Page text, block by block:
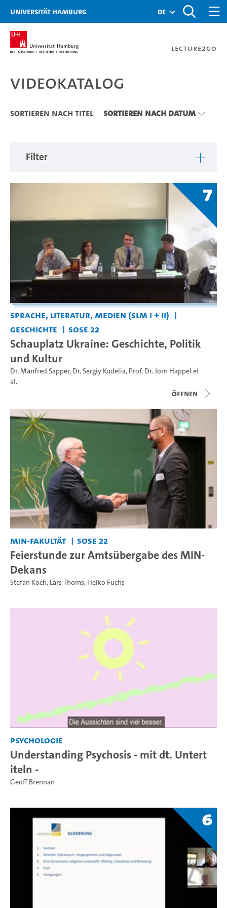
Zu den Filtern
Zur Metanavigation
Zur Hauptnavigation
Zur Suche
Zum Inhalt
Zum Seitenfuss
Universität Hamburg de
Lecture2Go
Videokatalog
Videokatalog
Sortieren nach Titel Sortieren nach Datum
Filter
7
Sprache, Literatur, Medien (SLM I + II)
Geschichte
SoSe 22
Schauplatz Ukraine: Geschichte, Politik
und Kultur
Dr. Manfred Sapper, Dr. Sergiy Kudelia, Prof. Dr. Jörn Happel et
al.
Öffnen
MIN-Fakultät SoSe 22
Feierstunde zur Amtsübergabe des MIN-
Dekans
Stefan Koch, Lars Thoms, Heiko Fuchs
Psychologie
Understanding Psychosis - mit dt. Untert
iteln -
Geoff Brennan
6